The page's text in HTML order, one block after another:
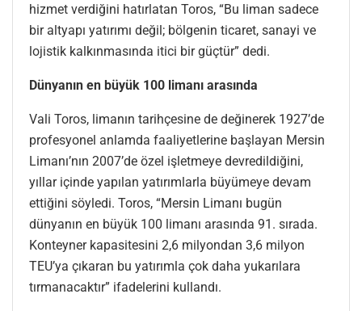
hizmet verdiğini hatırlatan Toros, “Bu liman sadece
bir altyapı yatırımı değil; bölgenin ticaret, sanayi ve
lojistik kalkınmasında itici bir güçtür” dedi.
Dünyanın en büyük 100 limanı arasında
Vali Toros, limanın tarihçesine de değinerek 1927’de
profesyonel anlamda faaliyetlerine başlayan Mersin
Limanı’nın 2007’de özel işletmeye devredildiğini,
yıllar içinde yapılan yatırımlarla büyümeye devam
ettiğini söyledi. Toros, “Mersin Limanı bugün
dünyanın en büyük 100 limanı arasında 91. sırada.
Konteyner kapasitesini 2,6 milyondan 3,6 milyon
TEU’ya çıkaran bu yatırımla çok daha yukarılara
tırmanacaktır” ifadelerini kullandı.